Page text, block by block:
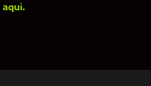
aqui.